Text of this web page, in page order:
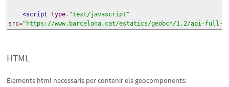
<script type="text/javascript"
src="https://www.barcelona.cat/estatics/geobcn/1.2/api-full-
HTML
Elements html necessaris per contenir els geocomponents: